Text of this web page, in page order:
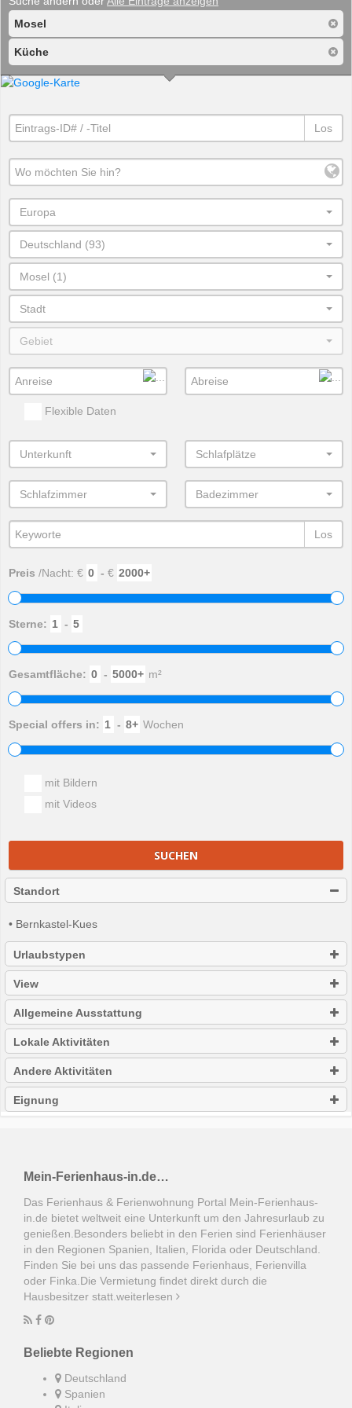
Mosel
Küche
Los
Europa
Deutschland (93)
Mosel (1)
Stadt
Gebiet
Flexible Daten
Unterkunft Schlafplätze
Schlafzimmer Badezimmer
Los
Preis /Nacht: € - €
Sterne: -
Gesamtfläche: - m²
Special offers in: - Wochen
mit Bildern
mit Videos
SUCHEN
Standort
• Bernkastel-Kues
Urlaubstypen
View
Allgemeine Ausstattung
Lokale Aktivitäten
Andere Aktivitäten
Eignung
Mein-Ferienhaus-in.de…
Das Ferienhaus & Ferienwohnung Portal Mein-Ferienhaus-
in.de bietet weltweit eine Unterkunft um den Jahresurlaub zu
genießen.Besonders beliebt in den Ferien sind Ferienhäuser
in den Regionen Spanien, Italien, Florida oder Deutschland.
Finden Sie bei uns das passende Ferienhaus, Ferienvilla
oder Finka.Die Vermietung findet direkt durch die
Hausbesitzer statt. weiterlesen
Beliebte Regionen
Deutschland
Spanien